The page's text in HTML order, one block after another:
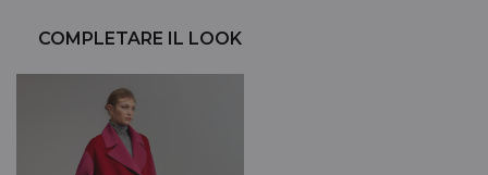
COMPLETARE IL LOOK